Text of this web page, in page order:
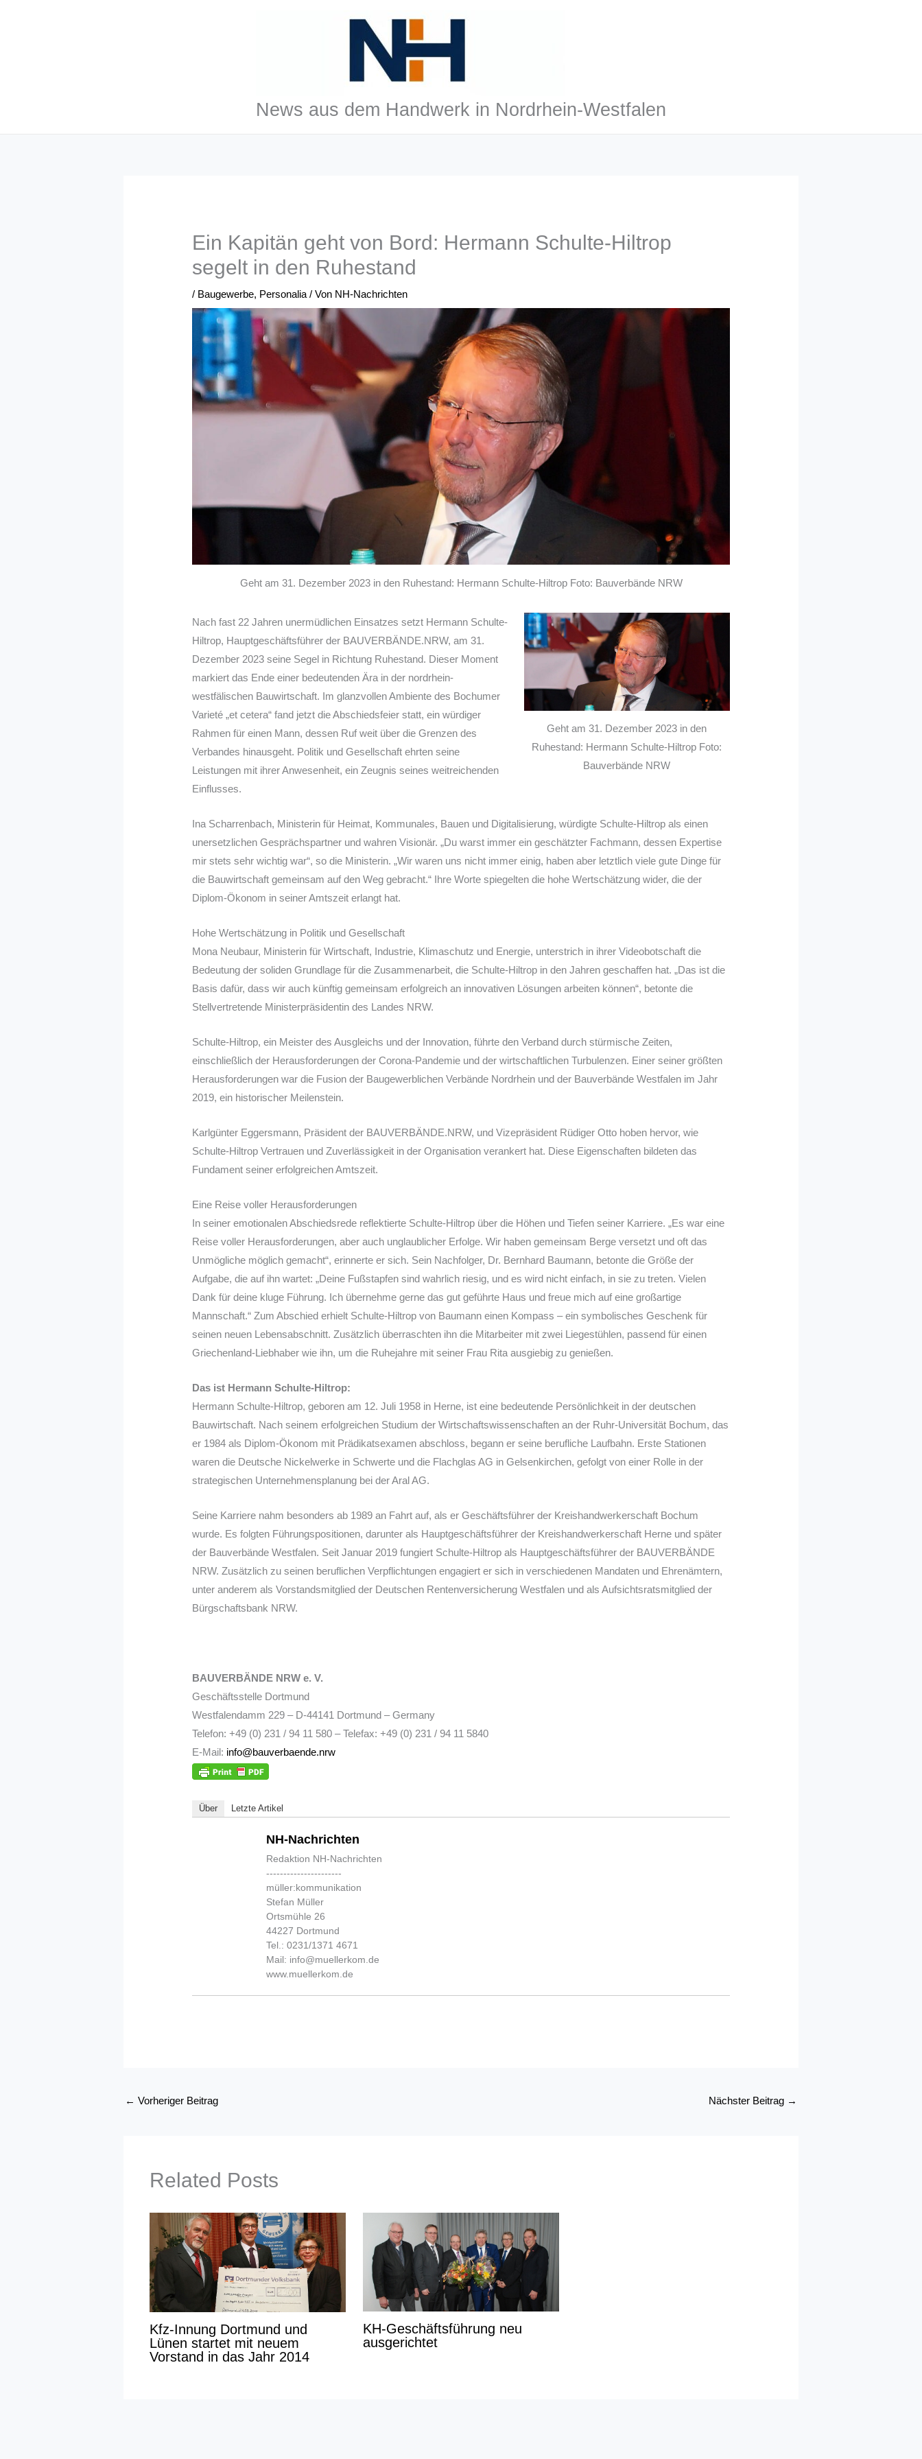
News aus dem Handwerk in Nordrhein-Westfalen
Ein Kapitän geht von Bord: Hermann Schulte-Hiltrop
segelt in den Ruhestand
/ Baugewerbe, Personalia / Von NH-Nachrichten
Geht am 31. Dezember 2023 in den Ruhestand: Hermann Schulte-Hiltrop Foto: Bauverbände NRW
Geht am 31. Dezember 2023 in den
Ruhestand: Hermann Schulte-Hiltrop Foto:
Bauverbände NRW
Nach fast 22 Jahren unermüdlichen Einsatzes setzt Hermann Schulte-
Hiltrop, Hauptgeschäftsführer der BAUVERBÄNDE.NRW, am 31.
Dezember 2023 seine Segel in Richtung Ruhestand. Dieser Moment
markiert das Ende einer bedeutenden Ära in der nordrhein-
westfälischen Bauwirtschaft. Im glanzvollen Ambiente des Bochumer
Varieté „et cetera“ fand jetzt die Abschiedsfeier statt, ein würdiger
Rahmen für einen Mann, dessen Ruf weit über die Grenzen des
Verbandes hinausgeht. Politik und Gesellschaft ehrten seine
Leistungen mit ihrer Anwesenheit, ein Zeugnis seines weitreichenden
Einflusses.
Ina Scharrenbach, Ministerin für Heimat, Kommunales, Bauen und Digitalisierung, würdigte Schulte-Hiltrop als einen
unersetzlichen Gesprächspartner und wahren Visionär. „Du warst immer ein geschätzter Fachmann, dessen Expertise
mir stets sehr wichtig war“, so die Ministerin. „Wir waren uns nicht immer einig, haben aber letztlich viele gute Dinge für
die Bauwirtschaft gemeinsam auf den Weg gebracht.“ Ihre Worte spiegelten die hohe Wertschätzung wider, die der
Diplom-Ökonom in seiner Amtszeit erlangt hat.
Hohe Wertschätzung in Politik und Gesellschaft
Mona Neubaur, Ministerin für Wirtschaft, Industrie, Klimaschutz und Energie, unterstrich in ihrer Videobotschaft die
Bedeutung der soliden Grundlage für die Zusammenarbeit, die Schulte-Hiltrop in den Jahren geschaffen hat. „Das ist die
Basis dafür, dass wir auch künftig gemeinsam erfolgreich an innovativen Lösungen arbeiten können“, betonte die
Stellvertretende Ministerpräsidentin des Landes NRW.
Schulte-Hiltrop, ein Meister des Ausgleichs und der Innovation, führte den Verband durch stürmische Zeiten,
einschließlich der Herausforderungen der Corona-Pandemie und der wirtschaftlichen Turbulenzen. Einer seiner größten
Herausforderungen war die Fusion der Baugewerblichen Verbände Nordrhein und der Bauverbände Westfalen im Jahr
2019, ein historischer Meilenstein.
Karlgünter Eggersmann, Präsident der BAUVERBÄNDE.NRW, und Vizepräsident Rüdiger Otto hoben hervor, wie
Schulte-Hiltrop Vertrauen und Zuverlässigkeit in der Organisation verankert hat. Diese Eigenschaften bildeten das
Fundament seiner erfolgreichen Amtszeit.
Eine Reise voller Herausforderungen
In seiner emotionalen Abschiedsrede reflektierte Schulte-Hiltrop über die Höhen und Tiefen seiner Karriere. „Es war eine
Reise voller Herausforderungen, aber auch unglaublicher Erfolge. Wir haben gemeinsam Berge versetzt und oft das
Unmögliche möglich gemacht“, erinnerte er sich. Sein Nachfolger, Dr. Bernhard Baumann, betonte die Größe der
Aufgabe, die auf ihn wartet: „Deine Fußstapfen sind wahrlich riesig, und es wird nicht einfach, in sie zu treten. Vielen
Dank für deine kluge Führung. Ich übernehme gerne das gut geführte Haus und freue mich auf eine großartige
Mannschaft.“ Zum Abschied erhielt Schulte-Hiltrop von Baumann einen Kompass – ein symbolisches Geschenk für
seinen neuen Lebensabschnitt. Zusätzlich überraschten ihn die Mitarbeiter mit zwei Liegestühlen, passend für einen
Griechenland-Liebhaber wie ihn, um die Ruhejahre mit seiner Frau Rita ausgiebig zu genießen.
Das ist Hermann Schulte-Hiltrop:
Hermann Schulte-Hiltrop, geboren am 12. Juli 1958 in Herne, ist eine bedeutende Persönlichkeit in der deutschen
Bauwirtschaft. Nach seinem erfolgreichen Studium der Wirtschaftswissenschaften an der Ruhr-Universität Bochum, das
er 1984 als Diplom-Ökonom mit Prädikatsexamen abschloss, begann er seine berufliche Laufbahn. Erste Stationen
waren die Deutsche Nickelwerke in Schwerte und die Flachglas AG in Gelsenkirchen, gefolgt von einer Rolle in der
strategischen Unternehmensplanung bei der Aral AG.
Seine Karriere nahm besonders ab 1989 an Fahrt auf, als er Geschäftsführer der Kreishandwerkerschaft Bochum
wurde. Es folgten Führungspositionen, darunter als Hauptgeschäftsführer der Kreishandwerkerschaft Herne und später
der Bauverbände Westfalen. Seit Januar 2019 fungiert Schulte-Hiltrop als Hauptgeschäftsführer der BAUVERBÄNDE
NRW. Zusätzlich zu seinen beruflichen Verpflichtungen engagiert er sich in verschiedenen Mandaten und Ehrenämtern,
unter anderem als Vorstandsmitglied der Deutschen Rentenversicherung Westfalen und als Aufsichtsratsmitglied der
Bürgschaftsbank NRW.
BAUVERBÄNDE NRW e. V.
Geschäftsstelle Dortmund
Westfalendamm 229 – D-44141 Dortmund – Germany
Telefon: +49 (0) 231 / 94 11 580 – Telefax: +49 (0) 231 / 94 11 5840
E-Mail: info@bauverbaende.nrw
Über Letzte Artikel
NH-Nachrichten
Redaktion NH-Nachrichten
----------------------
müller:kommunikation
Stefan Müller
Ortsmühle 26
44227 Dortmund
Tel.: 0231/1371 4671
Mail: info@muellerkom.de
www.muellerkom.de
← Vorheriger Beitrag Nächster Beitrag →
Related Posts
Kfz-Innung Dortmund und
Lünen startet mit neuem
Vorstand in das Jahr 2014
KH-Geschäftsführung neu
ausgerichtet